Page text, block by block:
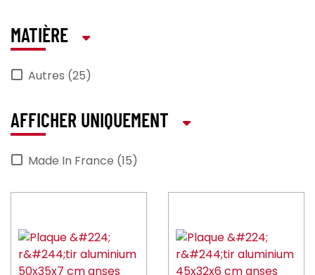
MATIÈRE
Autres (25)
AFFICHER UNIQUEMENT
Made In France (15)